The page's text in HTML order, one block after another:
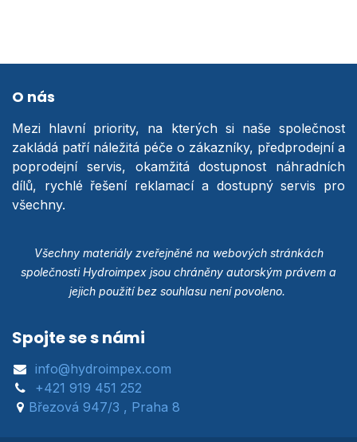
O nás
Mezi hlavní priority, na kterých si naše společnost
zakládá patří náležitá péče o zákazníky, předprodejní a
poprodejní servis, okamžitá dostupnost náhradních
dílů, rychlé řešení reklamací a dostupný servis pro
všechny.
Všechny materiály zveřejněné na webových stránkách
společnosti Hydroimpex jsou chráněny autorským právem a
jejich použití bez souhlasu není povoleno.
Spojte se s námi
info@hydroimpex.com
+421 919 451 252
Březová 947/3 , Praha 8